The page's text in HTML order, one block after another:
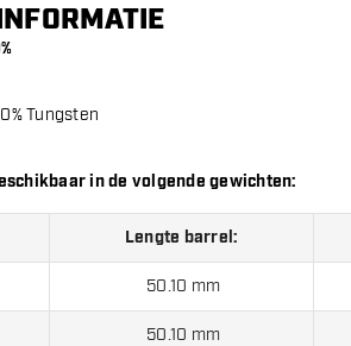
Tungsten
in de volgende gewichten:
Lengte barrel:
50.10 mm
50.10 mm